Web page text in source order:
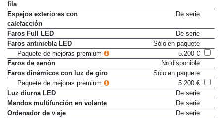
fila
Espejos exteriores con
calefacción
De serie
Faros Full LED
De serie
Faros antiniebla LED
Sólo en paquete
Paquete de mejoras premium
5.200 €
Faros de xenón
No disponible
Faros dinámicos con luz de giro
Sólo en paquete
Paquete de mejoras premium
5.200 €
Luz diurna LED
De serie
Mandos multifunción en volante
De serie
Ordenador de viaje
De serie